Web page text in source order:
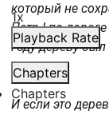
1x
Playback Rate
Chapters
Chapters
который не
Петр I по
году дереву
природы.
И если это